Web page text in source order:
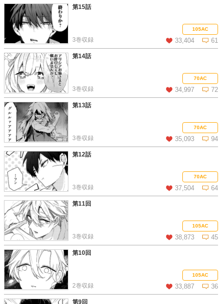
この話を読む コメントを見る
第15話
105AC
33,404 61
3巻収録
この話を読む コメントを見る
第14話
70AC
34,997 72
3巻収録
この話を読む コメントを見る
第13話
70AC
35,093 94
3巻収録
この話を読む コメントを見る
第12話
70AC
37,504 64
3巻収録
この話を読む コメントを見る
第11回
105AC
38,873 45
3巻収録
この話を読む コメントを見る
第10回
105AC
33,887 36
2巻収録
第9回